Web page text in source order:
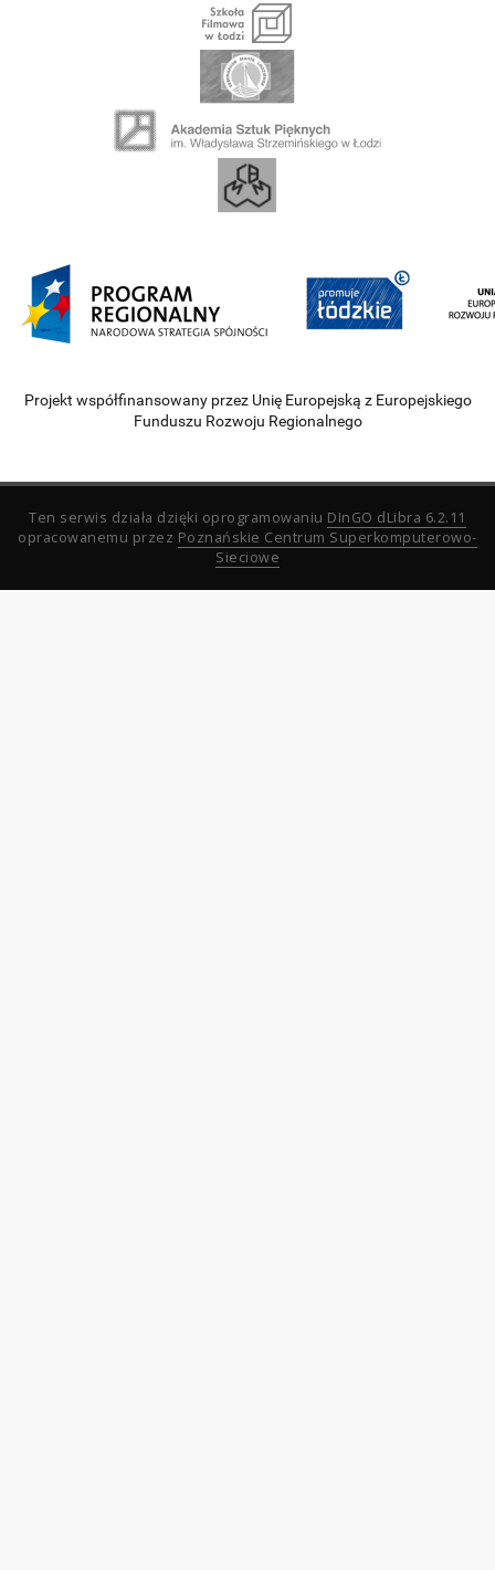
Projekt współfinansowany przez Unię Europejską z Europejskiego
Funduszu Rozwoju Regionalnego
Ten serwis działa dzięki oprogramowaniu DInGO dLibra 6.2.11
opracowanemu przez Poznańskie Centrum Superkomputerowo-
Sieciowe